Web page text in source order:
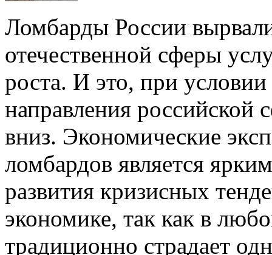
Ломбарды России
отечественной сферы
роста. И это, при
направления российской
вниз. Экономические
ломбардов является
развития кризисных
экономике, так как в
традиционно страдает